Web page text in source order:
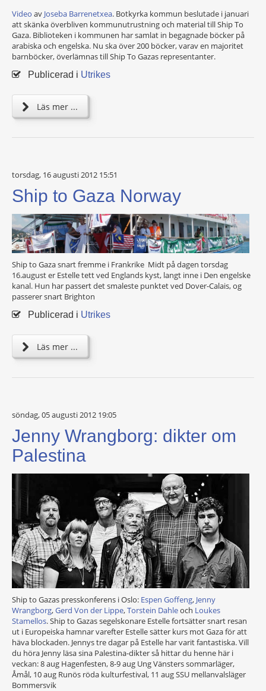
Video av Joseba Barrenetxea. Botkyrka kommun beslutade i januari
att skänka överbliven kommunutrustning och material till Ship To
Gaza. Biblioteken i kommunen har samlat in begagnade böcker på
arabiska och engelska. Nu ska över 200 böcker, varav en majoritet
barnböcker, överlämnas till Ship To Gazas representanter.
Publicerad i Utrikes
Läs mer ...
torsdag, 16 augusti 2012 15:51
Ship to Gaza Norway
Ship to Gaza snart fremme i Frankrike Midt på dagen torsdag
16.august er Estelle tett ved Englands kyst, langt inne i Den engelske
kanal. Hun har passert det smaleste punktet ved Dover-Calais, og
passerer snart Brighton
Publicerad i Utrikes
Läs mer ...
söndag, 05 augusti 2012 19:05
Jenny Wrangborg: dikter om
Palestina
Ship to Gazas presskonferens i Oslo: Espen Goffeng, Jenny
Wrangborg,Gerd Von der Lippe,Torstein Dahleoch Loukes
Stamellos. Ship to Gazas segelskonare Estelle fortsätter snart resan
ut i Europeiska hamnar varefter Estelle sätter kurs mot Gaza för att
häva blockaden. Jennys tre dagar på Estelle har varit fantastiska. Vill
du höra Jenny läsa sina Palestina-dikter så hittar du henne här i
veckan: 8 aug Hagenfesten, 8-9 aug Ung Vänsters sommarläger,
Åmål, 10 aug Runös röda kulturfestival, 11 aug SSU mellanvalsläger
Bommersvik